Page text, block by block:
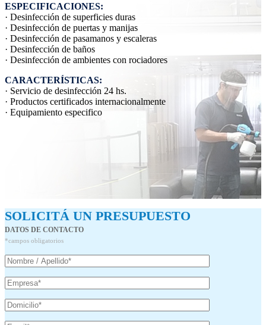
ESPECIFICACIONES:
· Desinfección de superficies duras
· Desinfección de puertas y manijas
· Desinfección de pasamanos y escaleras
· Desinfección de baños
· Desinfección de ambientes con rociadores
CARACTERÍSTICAS:
· Servicio de desinfección 24 hs.
· Productos certificados internacionalmente
· Equipamiento especifico
SOLICITÁ UN PRESUPUESTO
DATOS DE CONTACTO
*campos obligatorios